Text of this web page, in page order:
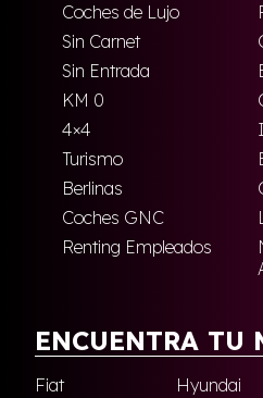
Coches de Lujo
Sin Carnet
Sin Entrada
KM 0
4×4
Turismo
Berlinas
Coches GNC
Renting Empleados
ENCUENTRA TU
Fiat Hyundai